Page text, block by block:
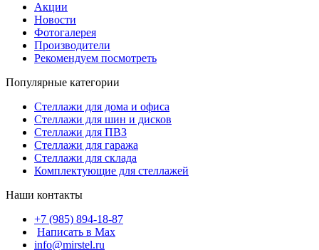
Акции
Новости
Фотогалерея
Производители
Рекомендуем посмотреть
Популярные категории
Стеллажи для дома и офиса
Стеллажи для шин и дисков
Стеллажи для ПВЗ
Стеллажи для гаража
Стеллажи для склада
Комплектующие для стеллажей
Наши контакты
+7 (985) 894-18-87
Написать в Max
info@mirstel.ru